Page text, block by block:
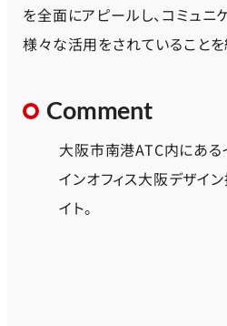
を全面にアピールし、コミュニ
様々な活用をされていることを
Comment
大阪市南港ATC内にある
インオフィス大阪デザイ
イト。